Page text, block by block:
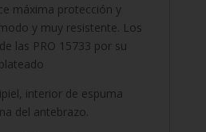
máxima protección y
y muy resistente. Los
las PRO 15733 por su
interior de espuma
del antebrazo.